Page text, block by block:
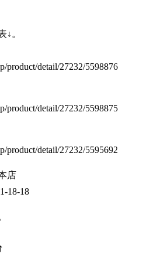
↓。
product/detail/27232/5598876
product/detail/27232/5598875
product/detail/27232/5595692
店
18-18